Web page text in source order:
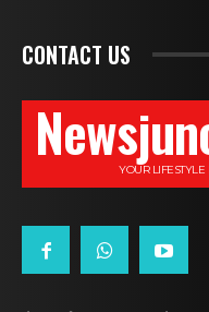
CONTACT US
YOUR